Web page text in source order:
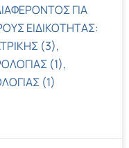
ΓΙΑ
ΕΙΔΙΚΟΤΗΤΑΣ:
(3),
(1),
(1)